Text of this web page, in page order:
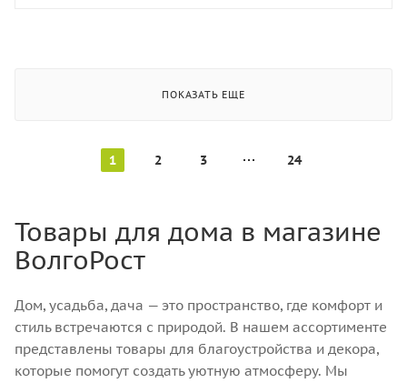
ПОКАЗАТЬ ЕЩЕ
1 2 3 24
Товары для дома в магазине
ВолгоРост
Дом, усадьба, дача — это пространство, где комфорт и
стиль встречаются с природой. В нашем ассортименте
представлены товары для благоустройства и декора,
которые помогут создать уютную атмосферу. Мы